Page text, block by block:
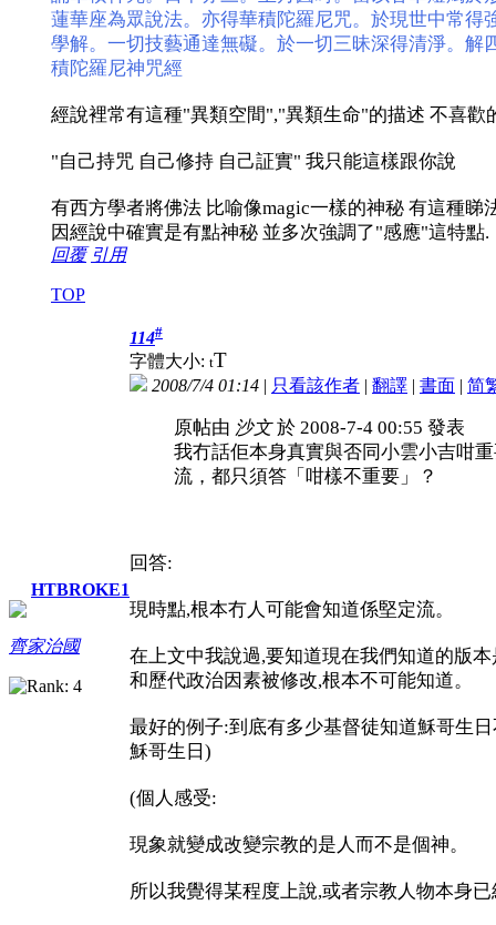
蓮華座為眾說法。亦得華積陀羅尼咒。於現世中常
學解。一切技藝通達無礙。於一切三昧深得清淨。
積陀羅尼神咒經
經說裡常有這種"異類空間","異類生命"的描述 不喜歡
"自己持咒 自己修持 自己証實" 我只能這樣跟你說
有西方學者將佛法 比喻像magic一樣的神秘 有這種睇
因經說中確實是有點神秘 並多次強調了"感應"這特點.
回覆 引用
TOP
HTBROKE1
齊家治國
114#
字體大小: tT
2008/7/4 01:14 | 只看該作者 | 翻譯 | 書面 | 简
原帖由 沙文於 2008-7-4 00:55 發表
我冇話佢本身真實與否同小雲小吉咁
流，都只須答「咁樣不重要」？
回答:
現時點,根本冇人可能會知道係堅定流。
在上文中我說過,要知道現在我們知道的版
和歷代政治因素被修改,根本不可能知道。
最好的例子:到底有多少基督徒知道穌哥生
穌哥生日)
(個人感受:
現象就變成改變宗教的是人而不是個神。
所以我覺得某程度上說,或者宗教人物本身